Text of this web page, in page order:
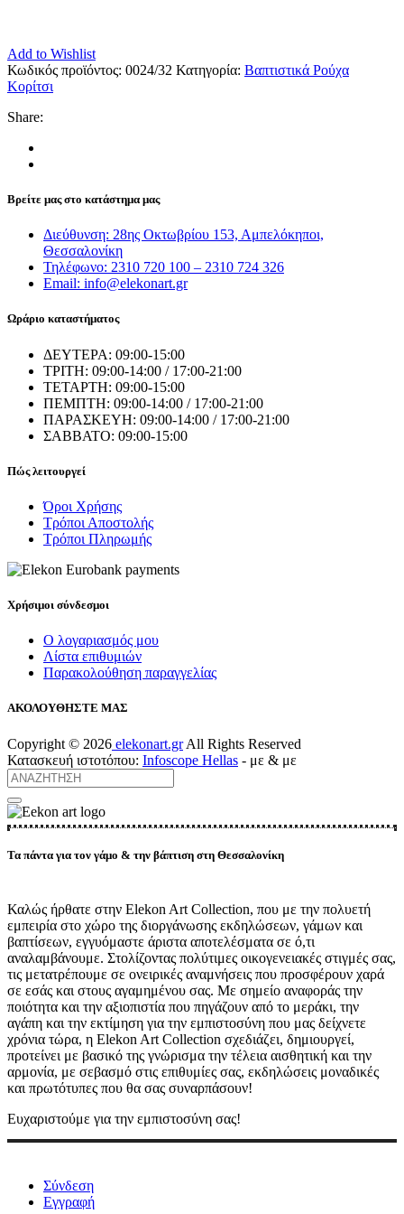
Add to Wishlist
Κωδικός προϊόντος: 0024/32 Κατηγορία: Βαπτιστικά Ρούχα
Κορίτσι
Share:
Βρείτε μας στο κατάστημα μας
Διεύθυνση: 28ης Οκτωβρίου 153, Αμπελόκηποι,
Θεσσαλονίκη
Τηλέφωνο: 2310 720 100 – 2310 724 326
Email: info@elekonart.gr
Ωράριο καταστήματος
ΔΕΥΤΕΡΑ: 09:00-15:00
ΤΡΙΤΗ: 09:00-14:00 / 17:00-21:00
ΤΕΤΑΡΤΗ: 09:00-15:00
ΠΕΜΠΤΗ: 09:00-14:00 / 17:00-21:00
ΠΑΡΑΣΚΕΥΗ: 09:00-14:00 / 17:00-21:00
ΣΑΒΒΑΤΟ: 09:00-15:00
Πώς λειτουργεί
Όροι Χρήσης
Τρόποι Αποστολής
Τρόποι Πληρωμής
Χρήσιμοι σύνδεσμοι
Ο λογαριασμός μου
Λίστα επιθυμιών
Παρακολούθηση παραγγελίας
ΑΚΟΛΟΥΘΗΣΤΕ ΜΑΣ
Copyright © 2026 elekonart.grAll Rights Reserved
Κατασκευή ιστοτόπου: Infoscope Hellas - με & με
Τα πάντα για τον γάμο & την βάπτιση στη Θεσσαλονίκη
Καλώς ήρθατε στην Elekon Art Collection, που με την πολυετή
εμπειρία στο χώρο της διοργάνωσης εκδηλώσεων, γάμων και
βαπτίσεων, εγγυόμαστε άριστα αποτελέσματα σε ό,τι
αναλαμβάνουμε. Στολίζοντας πολύτιμες οικογενειακές στιγμές σας,
τις μετατρέπουμε σε ονειρικές αναμνήσεις που προσφέρουν χαρά
σε εσάς και στους αγαμημένου σας. Με σημείο αναφοράς την
ποιότητα και την αξιοπιστία που πηγάζουν από το μεράκι, την
αγάπη και την εκτίμηση για την εμπιστοσύνη που μας δείχνετε
χρόνια τώρα, η Elekon Art Collection σχεδιάζει, δημιουργεί,
προτείνει με βασικό της γνώρισμα την τέλεια αισθητική και την
αρμονία, με σεβασμό στις επιθυμίες σας, εκδηλώσεις μοναδικές
και πρωτότυπες που θα σας συναρπάσουν!
Ευχαριστούμε για την εμπιστοσύνη σας!
Σύνδεση
Εγγραφή